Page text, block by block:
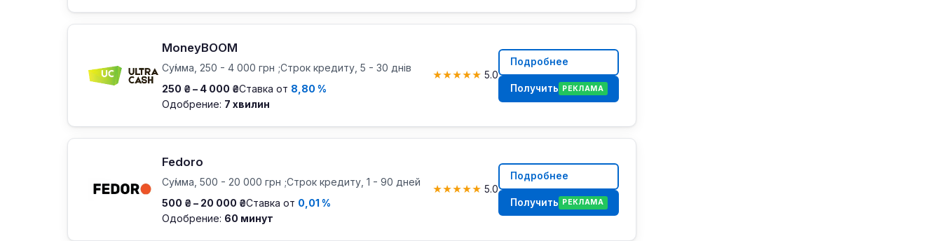
MoneyBOOM
Су́мма, 250 - 4 000 грн ;Строк кредиту, 5 - 30 днів
250 ₴ – 4 000 ₴Ставка от 8,80 %
Одобрение: 7 хвилин
★★★★★ 5.0
Подробнее
Получить РЕКЛАМА
Fedoro
Су́мма, 500 - 20 000 грн ;Строк кредиту, 1 - 90 дней
500 ₴ – 20 000 ₴Ставка от 0,01 %
Одобрение: 60 минут
★★★★★ 5.0
Подробнее
Получить РЕКЛАМА